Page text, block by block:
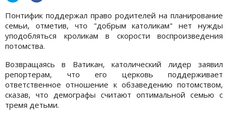
Понтифик поддержал право родителей на планирование
семьи, отметив, что "добрым католикам" нет нужды
уподобляться кроликам в скорости воспроизведения
потомства.
Возвращаясь в Ватикан, католический лидер заявил
репортерам, что его церковь поддерживает
ответственное отношение к обзаведению потомством,
сказав, что демографы считают оптимальной семью с
тремя детьми.